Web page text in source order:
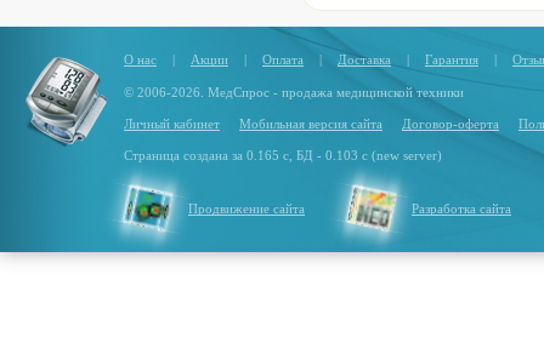
О нас | Акции | Оплата | Доставка | Гарантия |
© 2006-2026. МедСпрос - продажа медицинской техники
Личный кабинет Мобильная версия сайта Договор-оферта
Страница создана за 0.165 с, БД - 0.103 с (new server)
Продвижение сайта Разработка сайта